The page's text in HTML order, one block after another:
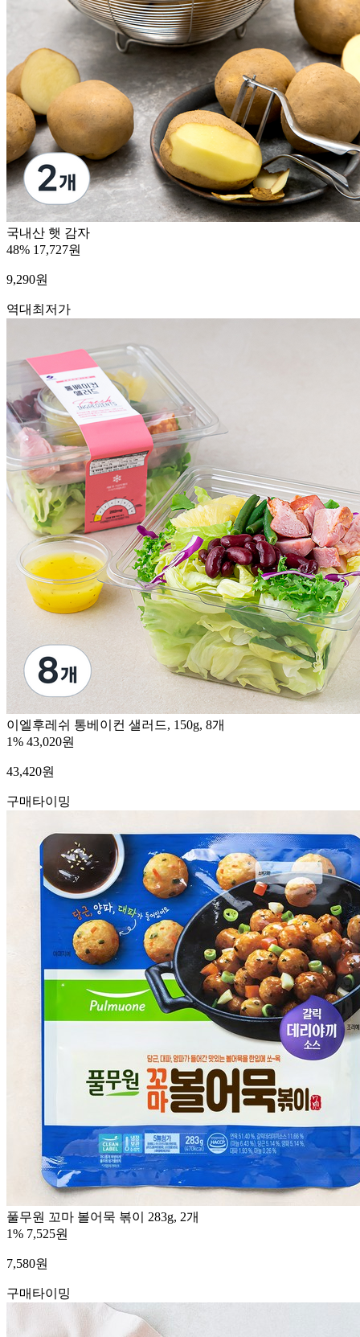
국내산 햇 감자
48% 17,727원
9,290원
역대최저가
이엘후레쉬 통베이컨 샐러드, 150g, 8개
1% 43,020원
43,420원
구매타이밍
풀무원 꼬마 볼어묵 볶이 283g, 2개
1% 7,525원
7,580원
구매타이밍